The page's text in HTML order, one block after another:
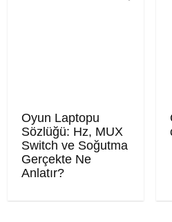
Oyun Laptopu
Sözlüğü: Hz, MUX
Switch ve Soğutma
Gerçekte Ne
Anlatır?